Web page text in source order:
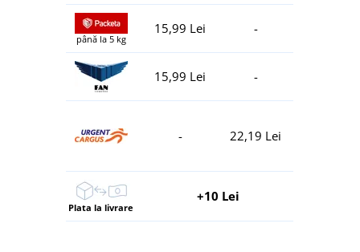
până la 5 kg
15,99 Lei -
15,99 Lei -
- 22,19 Lei
Plata la livrare
+10 Lei